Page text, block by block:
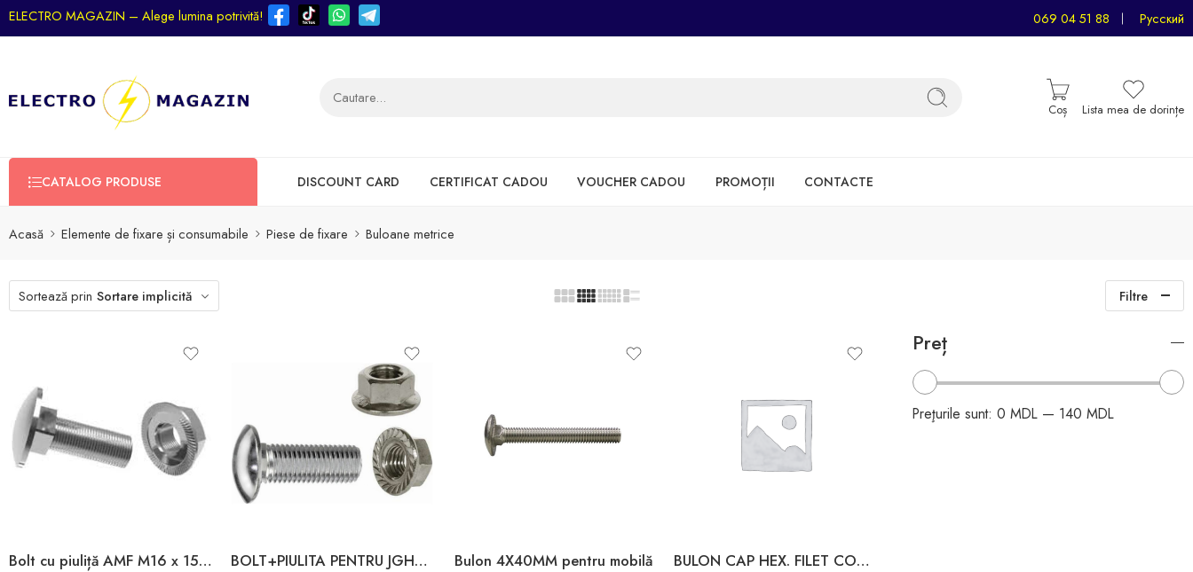
ELECTRO MAGAZIN – Alege lumina potrivită! 069 04 51 88 Русский
Coș Lista mea de dorințe
CATALOG PRODUSE DISCOUNT CARD CERTIFICAT CADOU VOUCHER CADOU PROMOȚII CONTACTE
Acasă Elemente de fixare și consumabile Piese de fixare Buloane metrice
Filtre
Sortează prin Sortare implicită
Bolt cu piuliță AMF M16 x 15 mm pentru jgheab BOLT+PIULITA PENTRU JGHEAB CFSM8EG M8X15 Bulon 4X40MM pentru mobilă BULON CAP HEX. FILET COMPLET M12X30
Preț
Preţurile sunt: 0 MDL — 140 MDL